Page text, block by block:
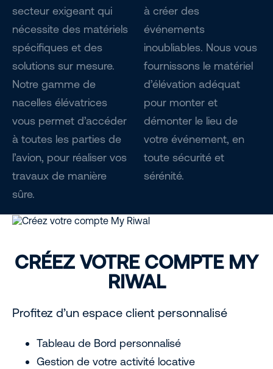
secteur exigeant qui
nécessite des matériels
spécifiques et des
solutions sur mesure.
Notre gamme de
nacelles élévatrices
vous permet d’accéder
à toutes les parties de
l’avion, pour réaliser vos
travaux de manière
sûre.
à créer des
événements
inoubliables. Nous vous
fournissons le matériel
d’élévation adéquat
pour monter et
démonter le lieu de
votre événement, en
toute sécurité et
sérénité.
CRÉEZ VOTRE COMPTE MY
RIWAL
Profitez d’un espace client personnalisé
Tableau de Bord personnalisé
Gestion de votre activité locative